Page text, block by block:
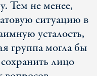
Тем не менее,
ситуацию в
усталость,
группа могла бы
лицо